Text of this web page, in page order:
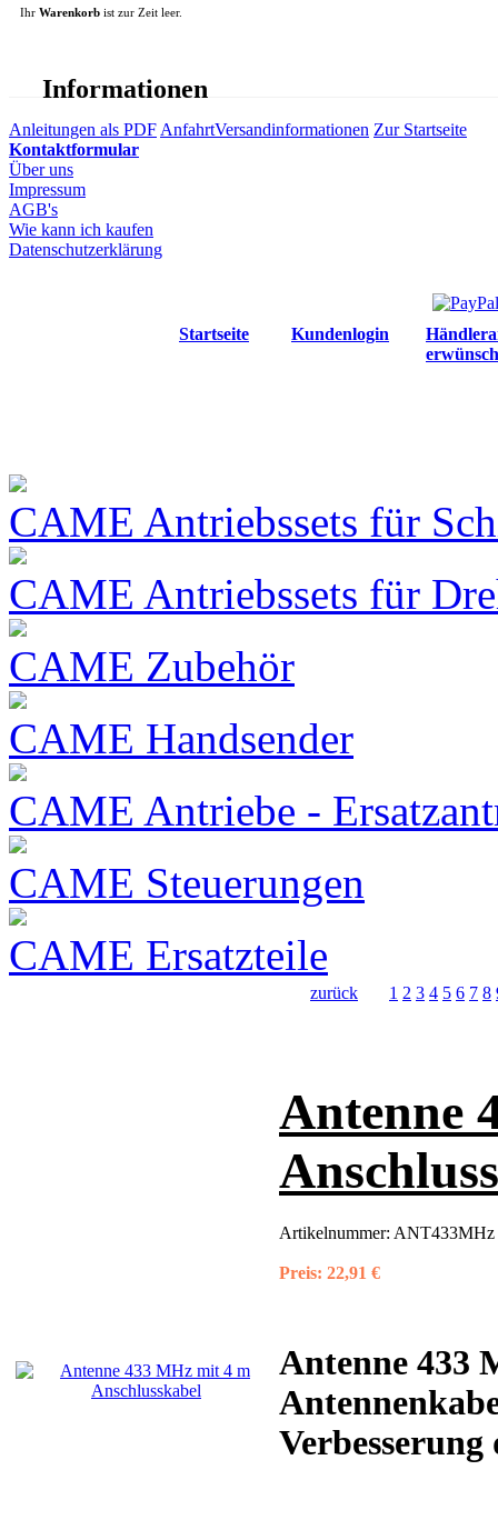
Ihr Warenkorb ist zur Zeit leer.
Informationen
Anleitungen als PDF AnfahrtVersandinformationen Zur Startseite
Kontaktformular
Über uns
Impressum
AGB's
Wie kann ich kaufen
Datenschutzerklärung
Startseite Kundenlogin
CAME Antriebssets für
CAME Antriebssets für
CAME Zubehör
CAME Handsender
CAME Antriebe -
CAME Steuerungen
CAME Ersatzteile
zurück 1 2 3 4 5 6 7 8
Antenne
Artikelnummer: ANT433MHz
Preis: 22,91 €
Antenne 433